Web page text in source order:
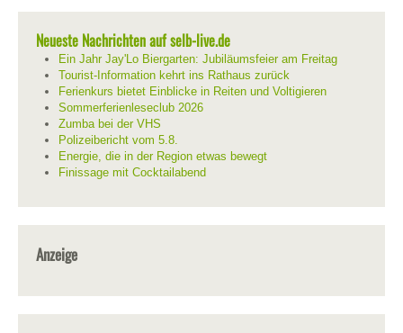
Neueste Nachrichten auf selb-live.de
Ein Jahr Jay'Lo Biergarten: Jubiläumsfeier am Freitag
Tourist-Information kehrt ins Rathaus zurück
Ferienkurs bietet Einblicke in Reiten und Voltigieren
Sommerferienleseclub 2026
Zumba bei der VHS
Polizeibericht vom 5.8.
Energie, die in der Region etwas bewegt
Finissage mit Cocktailabend
Anzeige